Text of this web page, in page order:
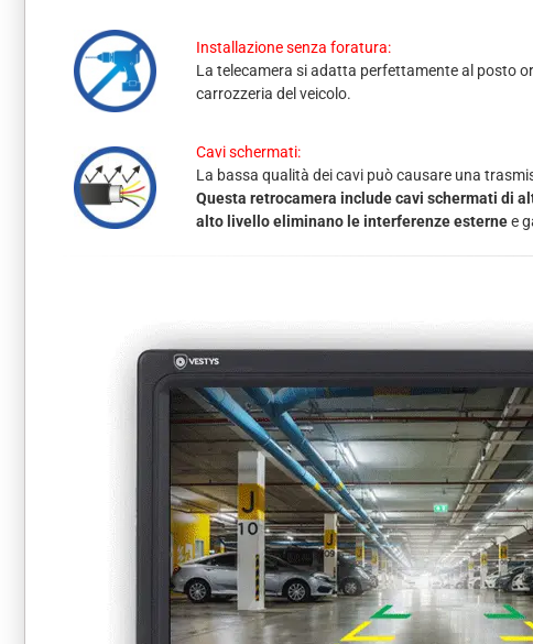
Installazione senza foratura:
La telecamera si adatta perfettamente al posto
carrozzeria del veicolo.
Cavi schermati:
La bassa qualità dei cavi può causare una
Questa retrocamera include cavi schermati di
alto livello eliminano le interferenze esternee